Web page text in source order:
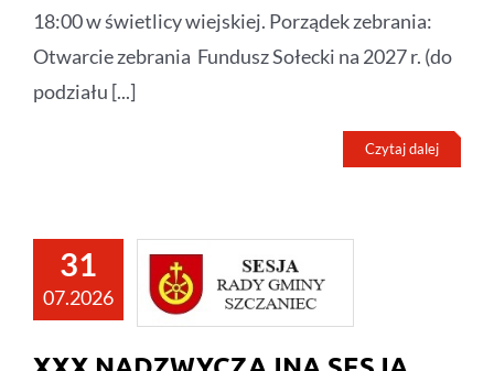
18:00 w świetlicy wiejskiej. Porządek zebrania:
Otwarcie zebrania Fundusz Sołecki na 2027 r. (do
podziału [...]
Czytaj dalej
31
07.2026